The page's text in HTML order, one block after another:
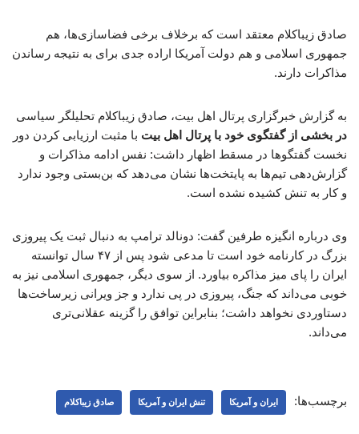
صادق زیباکلام معتقد است که برخلاف برخی فضاسازی‌ها، هم
جمهوری اسلامی و هم دولت آمریکا اراده جدی برای به نتیجه رساندن
مذاکرات دارند.
به گزارش خبرگزاری پرتال اهل بیت، صادق زیباکلام تحلیلگر سیاسی
در بخشی از گفتگوی خود با پرتال اهل بیت با مثبت ارزیابی کردن دور
نخست گفتگوها در مسقط اظهار داشت: نفس ادامه مذاکرات و
گزارش‌دهی تیم‌ها به پایتخت‌ها نشان می‌دهد که بن‌بستی وجود ندارد
و کار به تنش کشیده نشده است.
وی درباره انگیزه طرفین گفت: دونالد ترامپ به دنبال ثبت یک پیروزی
بزرگ در کارنامه خود است تا مدعی شود پس از ۴۷ سال توانسته
ایران را پای میز مذاکره بیاورد. از سوی دیگر، جمهوری اسلامی نیز به
خوبی می‌داند که جنگ، پیروزی در پی ندارد و جز ویرانی زیرساخت‌ها
دستاوردی نخواهد داشت؛ بنابراین توافق را گزینه عقلانی‌تری
می‌داند.
برچسب‌ها: ایران و آمریکا تنش ایران و آمریکا صادق زیباکلام